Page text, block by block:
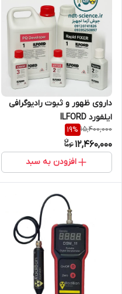
داروی ظهور و ثبوت رادیوگرافی
ایلفورد ILFORD
15,400,000
19%
12,460,000
افزودن به سبد